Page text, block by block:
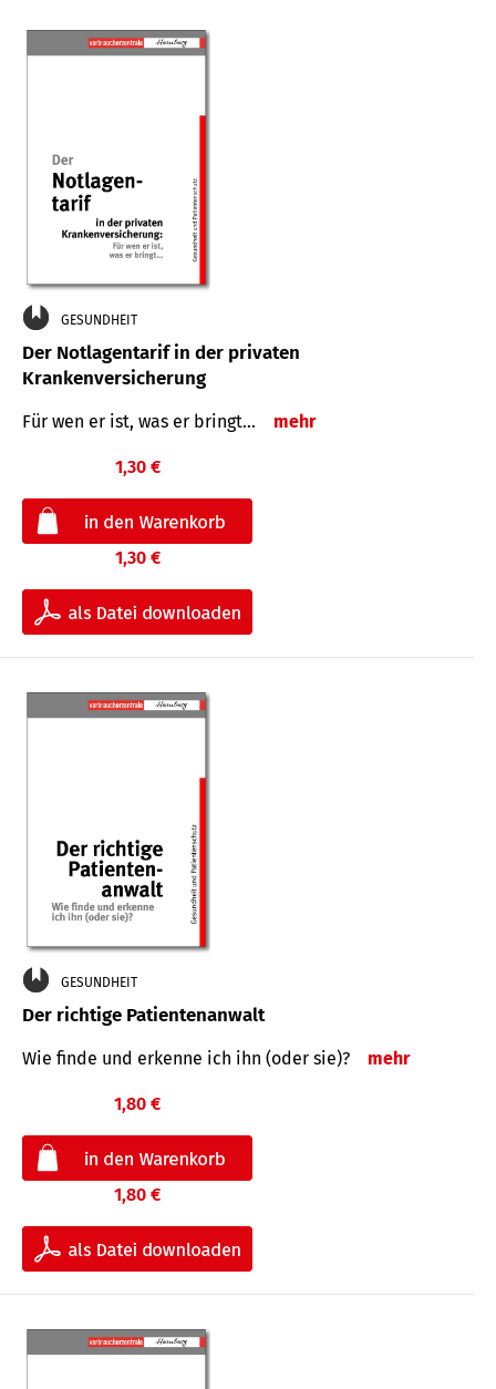
GESUNDHEIT
Der Notlagentarif in der privaten
Krankenversicherung
Für wen er ist, was er bringt… mehr
1,30 €
1,30 €
GESUNDHEIT
Der richtige Patientenanwalt
Wie finde und erkenne ich ihn (oder sie)? mehr
1,80 €
1,80 €